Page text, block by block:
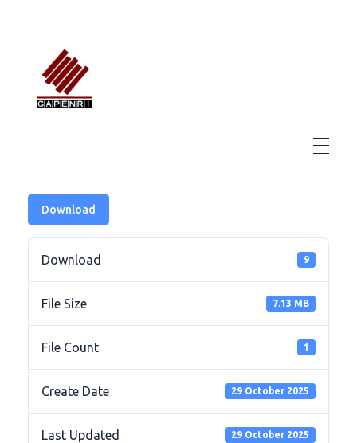
Download
Download 9
File Size 7.13 MB
File Count 1
Create Date 29 October 2025
Last Updated 29 October 2025